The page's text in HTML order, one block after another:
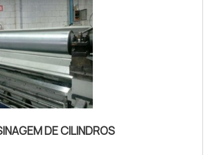
material possui:
dielétrica; Boa
resistência a abrasão; Boa
DE CILINDROS